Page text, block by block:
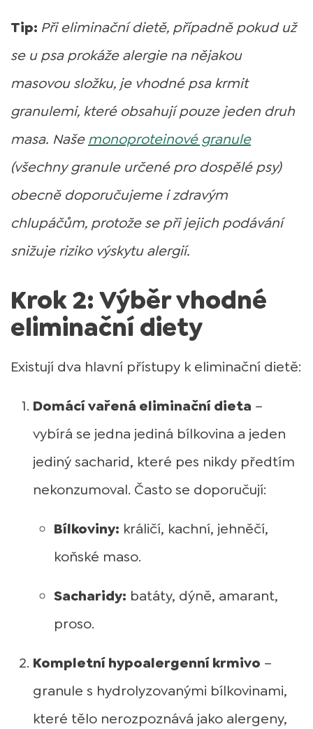
Tip: Při eliminační dietě, případně pokud už
se u psa prokáže alergie na nějakou
masovou složku, je vhodné psa krmit
granulemi, které obsahují pouze jeden druh
masa. Našemonoproteinové granule
(všechny granule určené pro dospělé psy)
obecně doporučujeme i zdravým
chlupáčům, protože se při jejich podávání
snižuje riziko výskytu alergií.
Krok 2: Výběr vhodné
eliminační diety
Existují dva hlavní přístupy k eliminační dietě:
Domácí vařená eliminační dieta –
vybírá se jedna jediná bílkovina a jeden
jediný sacharid, které pes nikdy předtím
nekonzumoval. Často se doporučují:
Bílkoviny: králičí, kachní, jehněčí,
koňské maso.
Sacharidy: batáty, dýně, amarant,
proso.
Kompletní hypoalergenní krmivo –
granule s hydrolyzovanými bílkovinami,
které tělo nerozpoznává jako alergeny,